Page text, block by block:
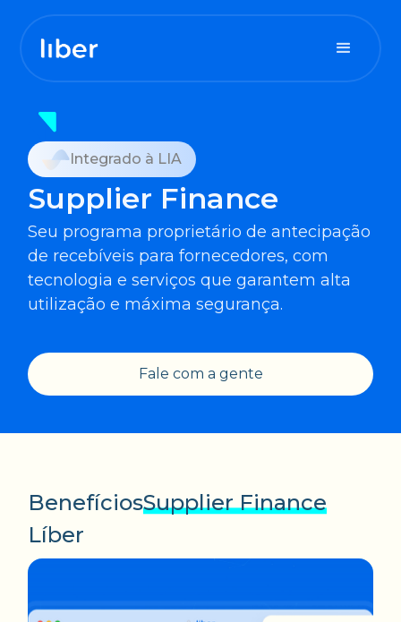
Para seu contas a pagar
Para seu contas a receber
Integrado à LIA
Supplier Finance
Seu programa proprietário de antecipação
de recebíveis para fornecedores, com
tecnologia e serviços que garantem alta
utilização e máxima segurança.
Fale com a gente
BenefíciosSupplier Finance
Líber